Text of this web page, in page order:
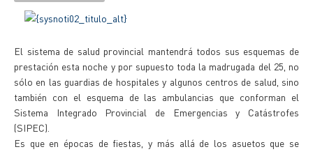
El sistema de salud provincial mantendrá todos sus esquemas de
prestación esta noche y por supuesto toda la madrugada del 25, no
sólo en las guardias de hospitales y algunos centros de salud, sino
también con el esquema de las ambulancias que conforman el
Sistema Integrado Provincial de Emergencias y Catástrofes
(SIPEC).
Es que en épocas de fiestas, y más allá de los asuetos que se